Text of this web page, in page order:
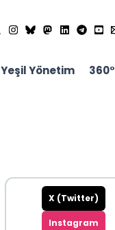
Yeşil Yönetim 360°
X (Twitter)
Instagram